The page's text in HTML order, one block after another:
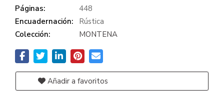
Páginas:
448
Encuadernación:
Rústica
Colección:
MONTENA
Añadir a favoritos